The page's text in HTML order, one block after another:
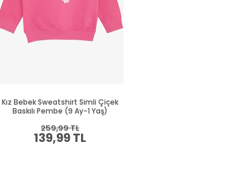
Kız Bebek Sweatshirt Simli Çiçek
Baskılı Pembe (9 Ay-1 Yaş)
139,99 TL
259,99 TL